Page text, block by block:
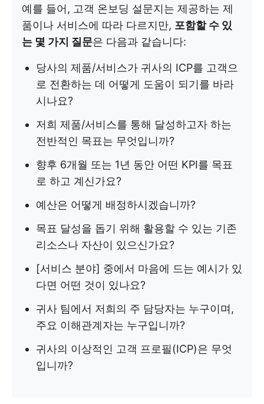
예를 들어, 고객 온보딩 설문지는 제공하는 제
품이나 서비스에 따라 다르지만, 포함할 수 있
는 몇 가지 질문은 다음과 같습니다:
당사의 제품/서비스가 귀사의 ICP를 고객으
로 전환하는 데 어떻게 도움이 되기를 바라
시나요?
저희 제품/서비스를 통해 달성하고자 하는
전반적인 목표는 무엇입니까?
향후 6개월 또는 1년 동안 어떤 KPI를 목표
로 하고 계신가요?
예산은 어떻게 배정하시겠습니까?
목표 달성을 돕기 위해 활용할 수 있는 기존
리소스나 자산이 있으신가요?
[서비스 분야] 중에서 마음에 드는 예시가 있
다면 어떤 것이 있나요?
귀사 팀에서 저희의 주 담당자는 누구이며,
주요 이해관계자는 누구입니까?
귀사의 이상적인 고객 프로필(ICP)은 무엇
입니까?